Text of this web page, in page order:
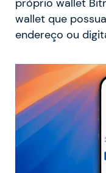
próprio wallet
wallet que
endereço ou